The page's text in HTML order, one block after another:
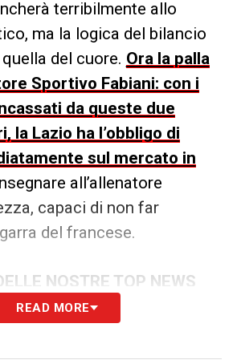
terribilmente allo
ma la logica del bilancio
del cuore. Ora la palla
Sportivo Fabiani: con i
da queste due
la Lazio ha l’obbligo di
sul mercato in
all’allenatore
capaci di non far
del francese.
NOSTRE TOP NEWS
READ MORE